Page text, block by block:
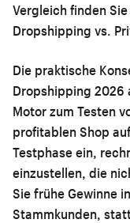
Vergleich finden
Dropshipping vs.
Die praktische
Dropshipping 2026
Motor zum Testen
profitablen Shop
Testphase ein,
einzustellen, die
Sie frühe Gewinne
Stammkunden,